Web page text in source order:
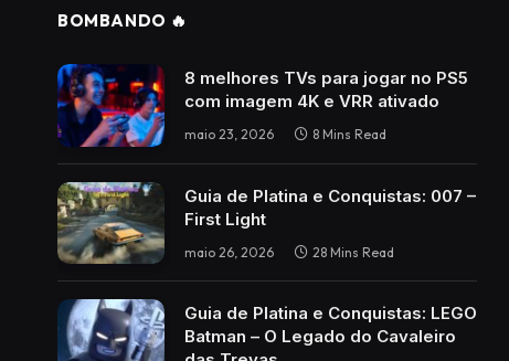
BOMBANDO 🔥
8 melhores TVs para jogar no PS5
com imagem 4K e VRR ativado
maio 23, 2026 8 Mins Read
Guia de Platina e Conquistas: 007 –
First Light
maio 26, 2026 28 Mins Read
Guia de Platina e Conquistas: LEGO
Batman – O Legado do Cavaleiro